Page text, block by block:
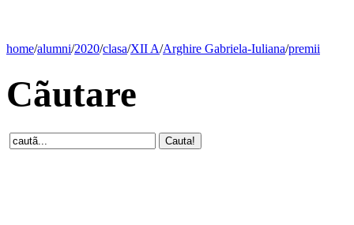
home/alumni/2020/clasa/XII A/Arghire Gabriela-Iuliana/premii
Cãutare